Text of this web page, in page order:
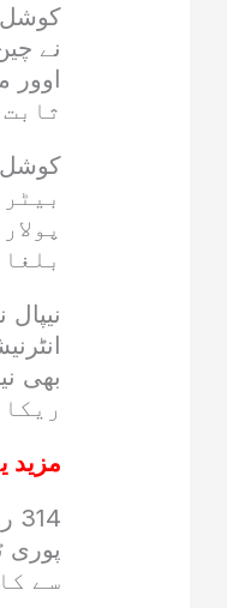
کوشل
مزید
سے